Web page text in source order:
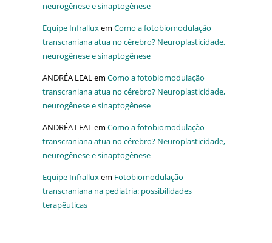
neurogênese e sinaptogênese
Equipe Infralluxem Como a fotobiomodulação
transcraniana atua no cérebro? Neuroplasticidade,
neurogênese e sinaptogênese
ANDRÉA LEALem Como a fotobiomodulação
transcraniana atua no cérebro? Neuroplasticidade,
neurogênese e sinaptogênese
ANDRÉA LEALem Como a fotobiomodulação
transcraniana atua no cérebro? Neuroplasticidade,
neurogênese e sinaptogênese
Equipe Infralluxem Fotobiomodulação
transcraniana na pediatria: possibilidades
terapêuticas